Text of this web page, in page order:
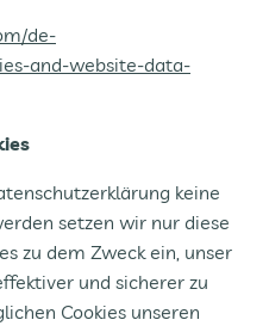
de-
and-website-data-
keine
setzen wir nur diese
zu dem Zweck ein, unser
und sicherer zu
Cookies unseren